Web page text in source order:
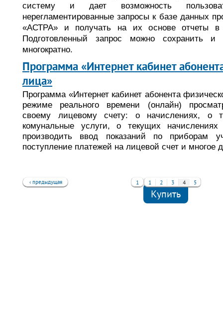
систему и дает возможность
нерегламентированные запросы к базе данных
«АСТРА» и получать на их основе отчеты в
Подготовленный запрос можно сохранить и
многократно.
Программа «Интернет кабинет
лица»
Программа «Интернет кабинет абонента
режиме реального времени (онлайн)
своему лицевому счету: о начислениях, о
комунальные услуги, о текущих
производить ввод показаний по приборам
поступление платежей на лицевой счет и многое
‹ предыдущая 1 1 2 3 4 5
Купить